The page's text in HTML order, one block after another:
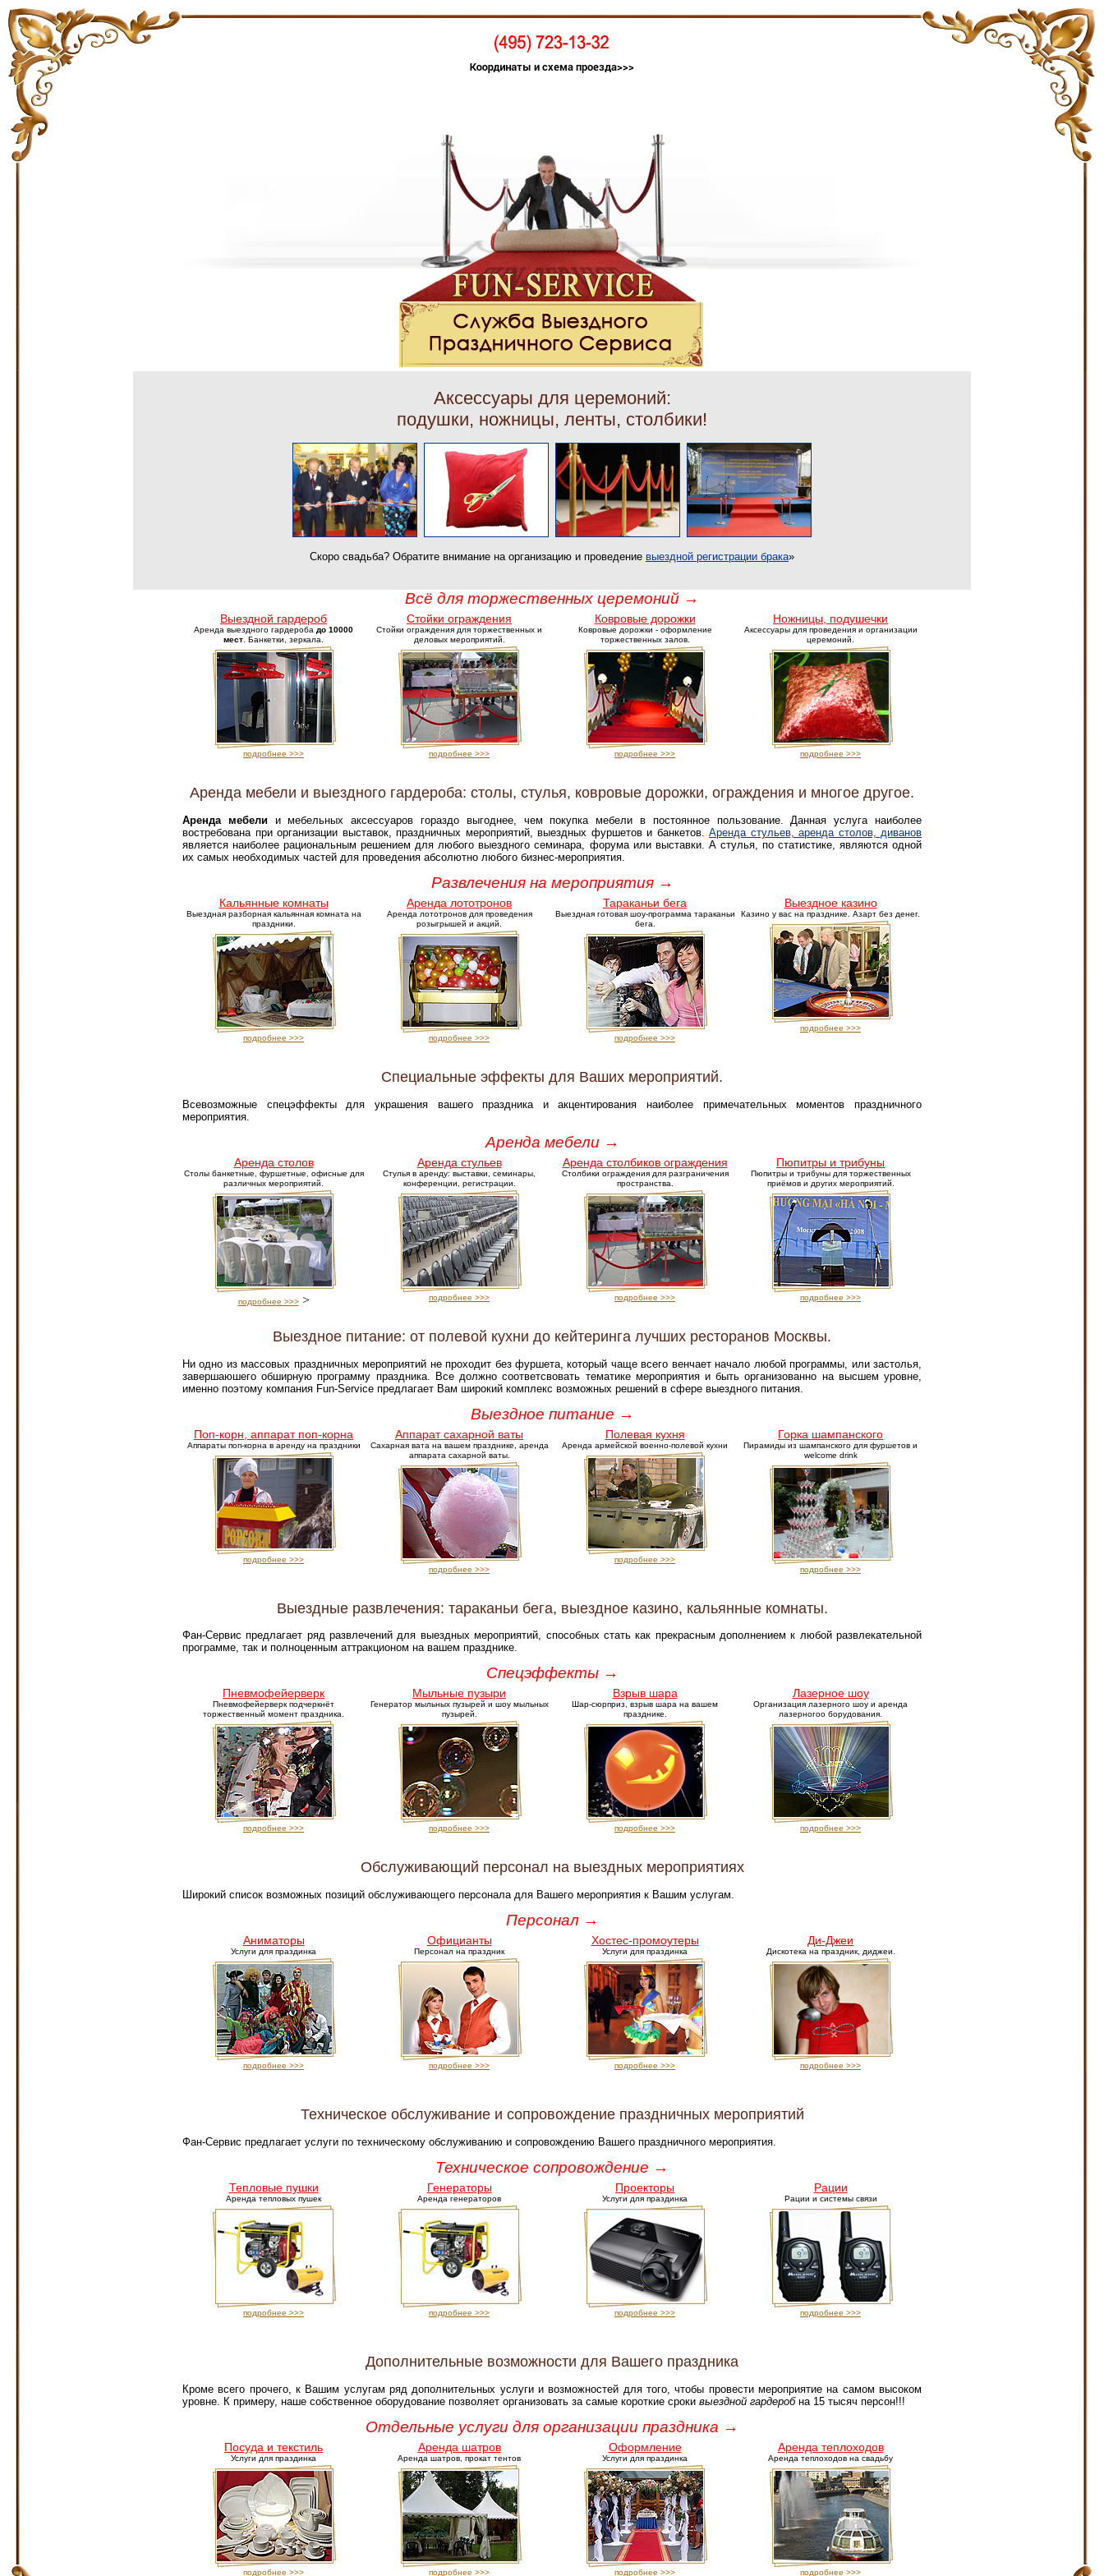
Аксессуары для церемоний:
подушки, ножницы, ленты, столбики!
Скоро свадьба? Обратите внимание на организацию и проведение выездной регистрации брака»
Всё для торжественных церемоний →
Выездной гардероб
Аренда выездного гардероба до 10000
мест . Банкетки, зеркала.
подробнее >>>
Стойки ограждения
Стойки ограждения для торжественных и
деловых мероприятий.
подробнее >>>
Ковровые дорожки
Ковровые дорожки - оформление
торжественных залов.
подробнее >>>
Ножницы, подушечки
Аксессуары для проведения и организации
церемоний.
подробнее >>>
Аренда мебели и выездного гардероба: столы, стулья, ковровые дорожки, ограждения и многое другое.
Аренда мебелии мебельных аксессуаров гораздо выгоднее, чем покупка мебели в постоянное пользование. Данная услуга наиболее
востребована при организации выставок, праздничных мероприятий, выездных фуршетов и банкетов. Аренда стульев, аренда столов, диванов
является наиболее рациональным решением для любого выездного семинара, форума или выставки. А стулья, по статистике, являются одной
их самых необходимых частей для проведения абсолютно любого бизнес-мероприятия.
Развлечения на мероприятия →
Кальянные комнаты
Выездная разборная кальянная комната на
праздники.
подробнее >>>
Аренда лототронов
Аренда лототронов для проведения
розыгрышей и акций.
подробнее >>>
Тараканьи бега
Выездная готовая шоу-программа тараканьи
бега.
подробнее >>>
Выездное казино
Казино у вас на празднике. Азарт без денег.
подробнее >>>
Специальные эффекты для Ваших мероприятий.
Всевозможные спецэффекты для украшения вашего праздника и акцентирования наиболее примечательных моментов праздничного
мероприятия.
Аренда мебели →
Аренда столов
Столы банкетные, фуршетные, офисные для
различных мероприятий.
подробнее >>>>
Аренда стульев
Стулья в аренду: выставки, семинары,
конференции, регистрации.
подробнее >>>
Аренда столбиков ограждения
Столбики ограждения для разграничения
пространства.
подробнее >>>
Пюпитры и трибуны
Пюпитры и трибуны для торжественных
приёмов и других мероприятий.
подробнее >>>
Выездное питание: от полевой кухни до кейтеринга лучших ресторанов Москвы.
Ни одно из массовых праздничных мероприятий не проходит без фуршета, который чаще всего венчает начало любой программы, или застолья,
завершаюшего обширную программу праздника. Все должно соответсвовать тематике мероприятия и быть организованно на высшем уровне,
именно поэтому компания Fun-Service предлагает Вам широкий комплекс возможных решений в сфере выездного питания.
Выездное питание →
Поп-корн, аппарат поп-корна
Аппараты поп-корна в аренду на праздники
подробнее >>>
Аппарат сахарной ваты
Сахарная вата на вашем празднике, аренда
аппарата сахарной ваты.
подробнее >>>
Полевая кухня
Аренда армейской военно-полевой кухни
подробнее >>>
Горка шампанского
Пирамиды из шампанского для фуршетов и
welcome drink
подробнее >>>
Выездные развлечения: тараканьи бега, выездное казино, кальянные комнаты.
Фан-Сервис предлагает ряд развлечений для выездных мероприятий, способных стать как прекрасным дополнением к любой развлекательной
программе, так и полноценным аттракционом на вашем празднике.
Спецэффекты →
Пневмофейерверк
Пневмофейерверк подчеркнёт
торжественный момент праздника.
подробнее >>>
Мыльные пузыри
Генератор мыльных пузырей и шоу мыльных
пузырей.
подробнее >>>
Взрыв шара
Шар-сюрприз, взрыв шара на вашем
празднике.
подробнее >>>
Лазерное шоу
Организация лазерного шоу и аренда
лазерногоо борудования.
подробнее >>>
Обслуживающий персонал на выездных мероприятиях
Широкий список возможных позиций обслуживающего персонала для Вашего мероприятия к Вашим услугам.
Персонал →
Аниматоры
Услуги для праздинка
подробнее >>>
Официанты
Персонал на праздник
подробнее >>>
Хостес-промоутеры
Услуги для праздинка
подробнее >>>
Ди-Джеи
Дискотека на праздник, диджеи.
подробнее >>>
Техническое обслуживание и сопровождение праздничных мероприятий
Фан-Сервис предлагает услуги по техническому обслуживанию и сопровождению Вашего праздничного мероприятия.
Техническое сопровождение →
Тепловые пушки
Аренда тепловых пушек
подробнее >>>
Генераторы
Аренда генераторов
подробнее >>>
Проекторы
Услуги для праздинка
подробнее >>>
Рации
Рации и системы связи
подробнее >>>
Дополнительные возможности для Вашего праздника
Кроме всего прочего, к Вашим услугам ряд дополнительных услуги и возможностей для того, чтобы провести мероприятие на самом высоком
уровне. К примеру, наше собственное оборудование позволяет организовать за самые короткие сроки выездной гардеробна 15 тысяч персон!!!
Отдельные услуги для организации праздника →
Посуда и текстиль
Услуги для праздинка
подробнее >>>
Аренда шатров
Аренда шатров, прокат тентов
подробнее >>>
Оформление
Услуги для праздинка
подробнее >>>
Аренда теплоходов
Аренда теплоходов на свадьбу
подробнее >>>